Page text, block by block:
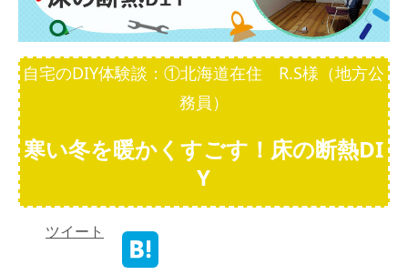
自宅のDIY体験談：①北海道在住 R.S様（地方公
務員）
寒い冬を暖かくすごす！床の断熱DI
Y
ツイート